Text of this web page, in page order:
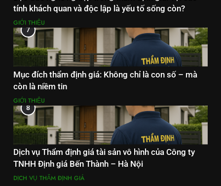
tính khách quan và độc lập là yếu tố sống còn?
GIỚI THIỆU
7
Mục đích thẩm định giá: Không chỉ là con số – mà
còn là niềm tin
GIỚI THIỆU
8
Dịch vụ Thẩm định giá tài sản vô hình của Công ty
TNHH Định giá Bến Thành – Hà Nội
DỊCH VỤ THẨM ĐỊNH GIÁ